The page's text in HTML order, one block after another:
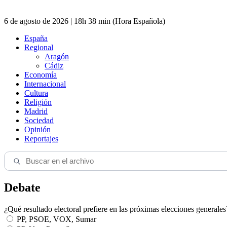
6 de agosto de 2026 | 18h 38 min (Hora Española)
España
Regional
Aragón
Cádiz
Economía
Internacional
Cultura
Religión
Madrid
Sociedad
Opinión
Reportajes
Debate
¿Qué resultado electoral prefiere en las próximas elecciones
PP, PSOE, VOX, Sumar